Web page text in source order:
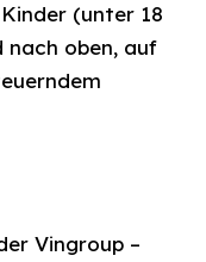
(unter 18
nach oben, auf
Vingroup –